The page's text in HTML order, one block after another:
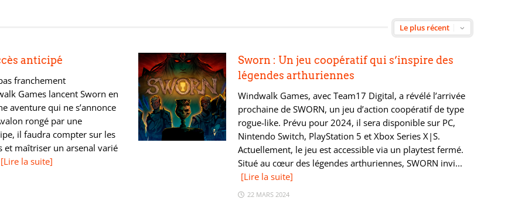
anticipé
franchement
Games lancent Sworn en
aventure qui ne s’annonce
rongé par une
il faudra compter sur les
et maîtriser un arsenal varié
[Lire la suite]
Sworn : Un jeu coopératif qui s’inspire des
légendes arthuriennes
Windwalk Games, avec Team17 Digital, a révélé l’arrivée
prochaine de SWORN, un jeu d’action coopératif de type
rogue-like. Prévu pour 2024, il sera disponible sur PC,
Nintendo Switch, PlayStation 5 et Xbox Series X|S.
Actuellement, le jeu est accessible via un playtest fermé.
Situé au cœur des légendes arthuriennes, SWORN invi...
[Lire la suite]
22 MARS 2024